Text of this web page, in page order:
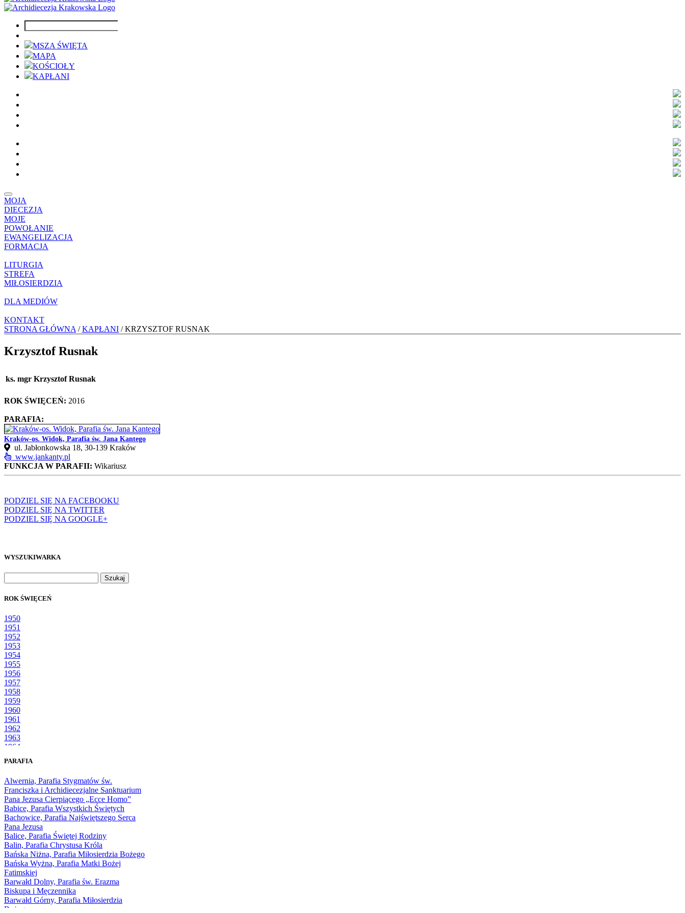
MSZA ŚWIĘTA
MAPA
KOŚCIOŁY
KAPŁANI
MOJA
DIECEZJA
MOJE
POWOŁANIE
EWANGELIZACJA
FORMACJA
LITURGIA
STREFA
MIŁOSIERDZIA
DLA MEDIÓW
KONTAKT
STRONA GŁÓWNA /KAPŁANI / KRZYSZTOF RUSNAK
Krzysztof Rusnak
ks. mgr Krzysztof Rusnak
ROK ŚWIĘCEŃ: 2016
PARAFIA:
Kraków-os. Widok, Parafia św. Jana Kantego
ul. Jabłonkowska 18, 30‑139 Kraków
www.jankanty.pl
FUNKCJA W PARAFII: Wikariusz
PODZIEL SIĘ NA FACEBOOKU
PODZIEL SIĘ NA TWITTER
PODZIEL SIĘ NA GOOGLE+
WYSZUKIWARKA
ROK ŚWIĘCEŃ
1950
1951
1952
1953
1954
1955
1956
1957
1958
1959
1960
1961
1962
1963
1964
1966
1968
1969
1970
1971
1972
1973
1974
1975
1976
1977
1978
1979
1980
1981
PARAFIA
Alwernia, Parafia Stygmatów św.
Franciszka i Archidiecezjalne Sanktuarium
Pana Jezusa Cierpiącego „Ecce Homo”
Babice, Parafia Wszystkich Świętych
Bachowice, Parafia Najświętszego Serca
Pana Jezusa
Balice, Parafia Świętej Rodziny
Balin, Parafia Chrystusa Króla
Bańska Niżna, Parafia Miłosierdzia Bożego
Bańska Wyżna, Parafia Matki Bożej
Fatimskiej
Barwałd Dolny, Parafia św. Erazma
Biskupa i Męczennika
Barwałd Górny, Parafia Miłosierdzia
Bożego